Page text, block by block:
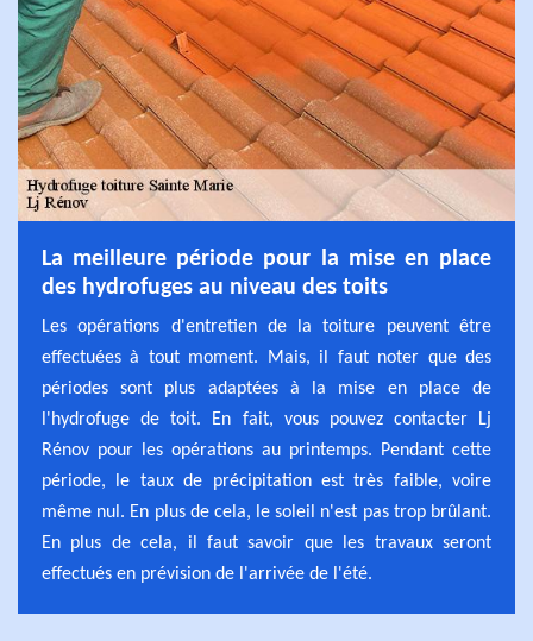
La meilleure période pour la mise en place
des hydrofuges au niveau des toits
Les opérations d'entretien de la toiture peuvent être
effectuées à tout moment. Mais, il faut noter que des
périodes sont plus adaptées à la mise en place de
l'hydrofuge de toit. En fait, vous pouvez contacter Lj
Rénov pour les opérations au printemps. Pendant cette
période, le taux de précipitation est très faible, voire
même nul. En plus de cela, le soleil n'est pas trop brûlant.
En plus de cela, il faut savoir que les travaux seront
effectués en prévision de l'arrivée de l'été.